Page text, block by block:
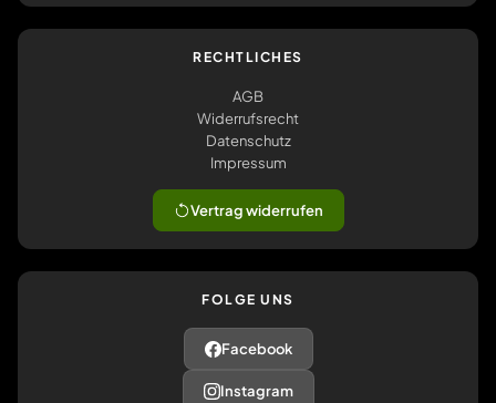
RECHTLICHES
AGB
Widerrufsrecht
Datenschutz
Impressum
Vertrag widerrufen
FOLGE UNS
Facebook
Instagram